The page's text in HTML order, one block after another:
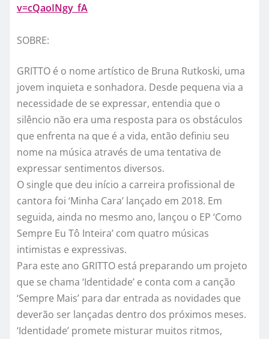
v=cQaoINgy_fA
SOBRE:
GRITTO é o nome artístico de Bruna Rutkoski, uma
jovem inquieta e sonhadora. Desde pequena via a
necessidade de se expressar, entendia que o
silêncio não era uma resposta para os obstáculos
que enfrenta na que é a vida, então definiu seu
nome na música através de uma tentativa de
expressar sentimentos diversos.
O single que deu início a carreira profissional de
cantora foi ‘Minha Cara’ lançado em 2018. Em
seguida, ainda no mesmo ano, lançou o EP ‘Como
Sempre Eu Tô Inteira’ com quatro músicas
intimistas e expressivas.
Para este ano GRITTO está preparando um projeto
que se chama ‘Identidade’ e conta com a canção
‘Sempre Mais’ para dar entrada as novidades que
deverão ser lançadas dentro dos próximos meses.
‘Identidade’ promete misturar muitos ritmos,